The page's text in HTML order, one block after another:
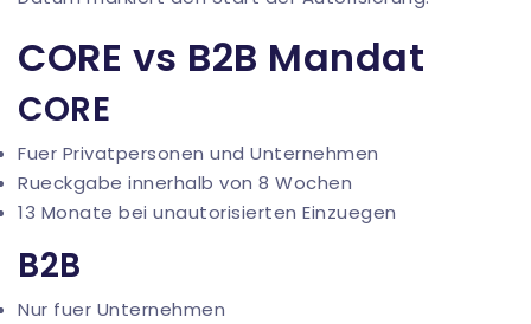
CORE vs B2B Mandat
CORE
Fuer Privatpersonen und Unternehmen
Rueckgabe innerhalb von 8 Wochen
13 Monate bei unautorisierten Einzuegen
B2B
Nur fuer Unternehmen